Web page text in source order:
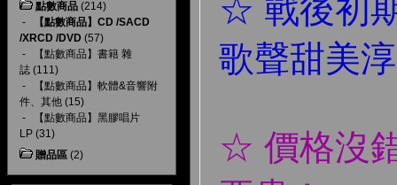
點數商品 (214)
-
【點數商品】CD /SACD
/XRCD /DVD (57)
-
【點數商品】書籍 雜
誌 (111)
-
【點數商品】軟體&音響附
件、其他 (15)
-
【點數商品】黑膠唱片
LP (31)
贈品區 (2)
☆ 戰後初
歌聲甜美
☆ 價格沒